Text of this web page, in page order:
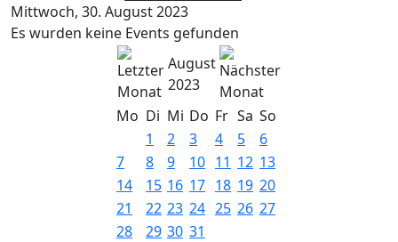
Mittwoch, 30. August 2023
Es wurden keine Events gefunden
August
2023
Mo Di Mi Do Fr Sa So
1
2 3 4 5
6
7
8 9 10 11 12 13
14
15 16 17 18 19 20
21
22 23 24 25 26 27
28
29 30 31